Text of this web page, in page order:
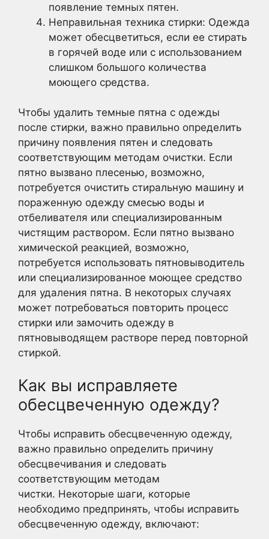
появление темных пятен.
Неправильная техника стирки: Одежда
может обесцветиться, если ее стирать
в горячей воде или с использованием
слишком большого количества
моющего средства.
Чтобы удалить темные пятна с одежды
после стирки, важно правильно определить
причину появления пятен и следовать
соответствующим методам очистки. Если
пятно вызвано плесенью, возможно,
потребуется очистить стиральную машину и
пораженную одежду смесью воды и
отбеливателя или специализированным
чистящим раствором. Если пятно вызвано
химической реакцией, возможно,
потребуется использовать пятновыводитель
или специализированное моющее средство
для удаления пятна. В некоторых случаях
может потребоваться повторить процесс
стирки или замочить одежду в
пятновыводящем растворе перед повторной
стиркой.
Как вы исправляете
обесцвеченную одежду?
Чтобы исправить обесцвеченную одежду,
важно правильно определить причину
обесцвечивания и следовать
соответствующим методам
чистки. Некоторые шаги, которые
необходимо предпринять, чтобы исправить
обесцвеченную одежду, включают: